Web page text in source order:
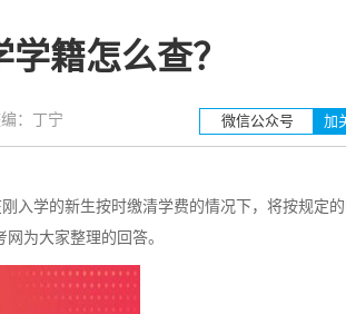
籍怎么查？
：丁宁 微信公众号 加
入学的新生按时缴清学费的情况下，将按规定的
为大家整理的回答。
工业大学
立即报名
湖南科